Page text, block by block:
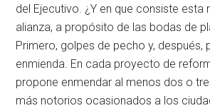
del Ejecutivo. ¿Y en que consiste esta
alianza, a propósito de las bodas de
Primero, golpes de pecho y, después,
enmienda. En cada proyecto de
propone enmendar al menos dos o
más notorios ocasionados a los